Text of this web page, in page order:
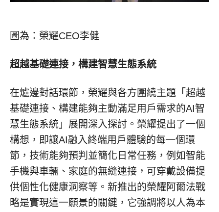
圖為：榮耀CEO李健
超越基礎連接，構建智慧生態系統
在爐邊對話環節，榮耀與各方圍繞主題「超越
基礎連接、構建能夠主動滿足用戶需求的AI智
慧生態系統」展開深入探討。榮耀提出了一個
構想，即讓AI融入終端用戶體驗的每一個環
節，技術能夠預判並簡化日常任務，例如智能
手機與車輛、家庭的無縫連接，可穿戴設備提
供個性化健康洞察等。新推出的榮耀阿爾法戰
略是實現這一願景的關鍵，它強調將以人為本